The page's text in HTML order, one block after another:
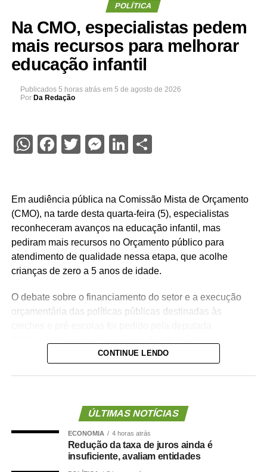
POLÍTICA
Na CMO, especialistas pedem
mais recursos para melhorar
educação infantil
Publicados 5 horas atrás em 5 de agosto de 2026
Por Da Redação
WhatsApp
Facebook
Twitter
Messenger
LinkedIn
Share
Em audiência pública na Comissão Mista de Orçamento
(CMO), na tarde desta quarta-feira (5), especialistas
reconheceram avanços na educação infantil, mas
pediram mais recursos no Orçamento público para
atendimento de qualidade nessa etapa, que acolhe
crianças de zero a 5 anos de idade.
O debate sobre o financiamento do setor e a execução
orçamentária das políticas públicas destinadas às
— Estamos aqui pensando e discutindo o Orçamento do
de acompanhamento e rastreio dos recursos públicos
O deputado estadual Carlos Giannazi (PSOL-SP), que
também é professor, afirmou que a qualidade da
CONTINUE LENDO
ÚLTIMAS NOTÍCIAS
ECONOMIA 4 horas atrás
Redução da taxa de juros ainda é
insuficiente, avaliam entidades